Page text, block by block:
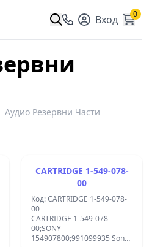
Вход 0
Аудио Резервни Части
CARTRIDGE 1-549-078-
00
Код: CARTRIDGE 1-549-078-
00
CARTRIDGE 1-549-078-
00;SONY
154907800;991099935 Sony